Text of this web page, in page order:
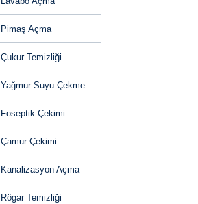
Pimaş Açma
Çukur Temizliği
Yağmur Suyu Çekme
Foseptik Çekimi
Çamur Çekimi
Kanalizasyon Açma
Rögar Temizliği